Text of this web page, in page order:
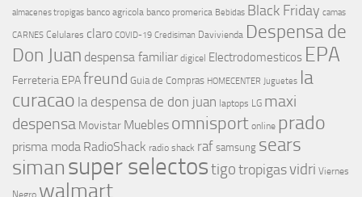
almacenes tropigas banco agricola banco promerica Bebidas Black Friday camas
CARNES Celulares claro COVID-19 Credisiman Davivienda Despensa de
Don Juan despensa familiar digicel Electrodomesticos EPA
Ferreteria EPAfreund Guia de Compras HOMECENTER Juguetes la
curacao la despensa de don juan laptops LG maxi
despensa Movistar Muebles omnisport online prado
prisma moda RadioShack radio shack raf samsung sears
simansuper selectostigotropigasvidri Viernes
Negro walmart